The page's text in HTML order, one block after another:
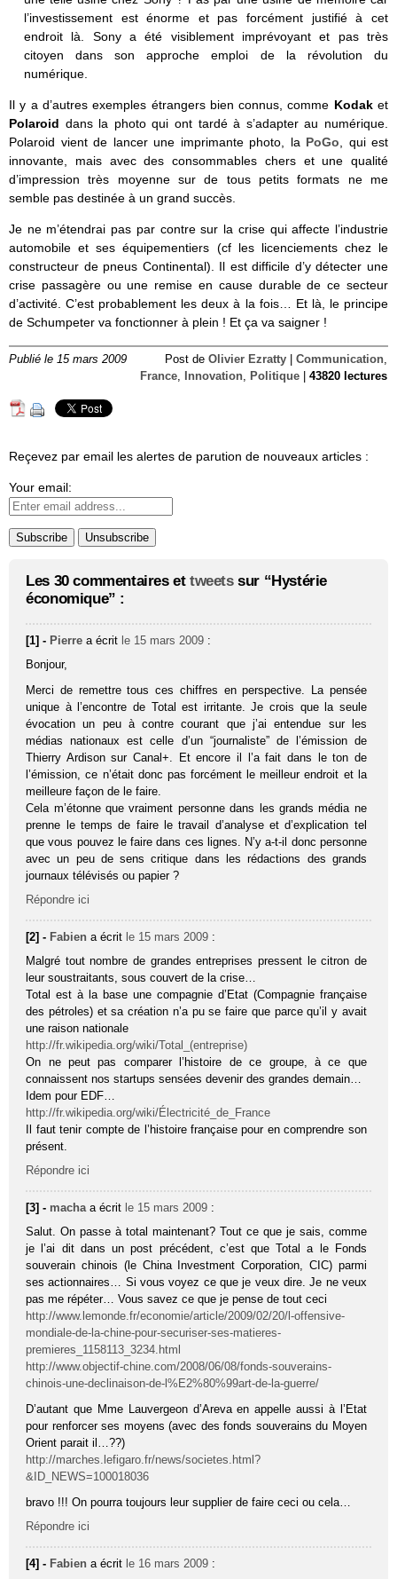
l’investissement est énorme et pas forcément justifié à cet
endroit là. Sony a été visiblement imprévoyant et pas très
citoyen dans son approche emploi de la révolution du
numérique.
Il y a d’autres exemples étrangers bien connus, comme Kodaket
Polaroid dans la photo qui ont tardé à s’adapter au numérique.
Polaroid vient de lancer une imprimante photo, la PoGo , qui est
innovante, mais avec des consommables chers et une qualité
d’impression très moyenne sur de tous petits formats ne me
semble pas destinée à un grand succès.
Je ne m’étendrai pas par contre sur la crise qui affecte l’industrie
automobile et ses équipementiers (cf les licenciements chez le
constructeur de pneus Continental). Il est difficile d’y détecter une
crise passagère ou une remise en cause durable de ce secteur
d’activité. C’est probablement les deux à la fois… Et là, le principe
de Schumpeter va fonctionner à plein ! Et ça va saigner !
Publié le 15 mars 2009 Post de Olivier Ezratty Communication,
France, Innovation, Politique 43820 lectures
Reçevez par email les alertes de parution de nouveaux articles :
Your email:
Les 30 commentaires et tweetssur “Hystérie
économique” :
[1] - Pierre a écrit le 15 mars 2009 :
Bonjour,
Merci de remettre tous ces chiffres en perspective. La pensée
unique à l’encontre de Total est irritante. Je crois que la seule
évocation un peu à contre courant que j’ai entendue sur les
médias nationaux est celle d’un “journaliste” de l’émission de
Thierry Ardison sur Canal+. Et encore il l’a fait dans le ton de
l’émission, ce n’était donc pas forcément le meilleur endroit et la
meilleure façon de le faire.
Cela m’étonne que vraiment personne dans les grands média ne
prenne le temps de faire le travail d’analyse et d’explication tel
que vous pouvez le faire dans ces lignes. N’y a-t-il donc personne
avec un peu de sens critique dans les rédactions des grands
journaux télévisés ou papier ?
Répondre ici
[2] - Fabien a écrit le 15 mars 2009 :
Malgré tout nombre de grandes entreprises pressent le citron de
leur soustraitants, sous couvert de la crise…
Total est à la base une compagnie d’Etat (Compagnie française
des pétroles) et sa création n’a pu se faire que parce qu’il y avait
une raison nationale
http://fr.wikipedia.org/wiki/Total_(entreprise)
On ne peut pas comparer l’histoire de ce groupe, à ce que
connaissent nos startups sensées devenir des grandes demain…
Idem pour EDF…
http://fr.wikipedia.org/wiki/Électricité_de_France
Il faut tenir compte de l’histoire française pour en comprendre son
présent.
Répondre ici
[3] - macha a écrit le 15 mars 2009 :
Salut. On passe à total maintenant? Tout ce que je sais, comme
je l’ai dit dans un post précédent, c’est que Total a le Fonds
souverain chinois (le China Investment Corporation, CIC) parmi
ses actionnaires… Si vous voyez ce que je veux dire. Je ne veux
pas me répéter… Vous savez ce que je pense de tout ceci
http://www.lemonde.fr/economie/article/2009/02/20/l-offensive-
mondiale-de-la-chine-pour-securiser-ses-matieres-
premieres_1158113_3234.html
http://www.objectif-chine.com/2008/06/08/fonds-souverains-
chinois-une-declinaison-de-l%E2%80%99art-de-la-guerre/
D’autant que Mme Lauvergeon d’Areva en appelle aussi à l’Etat
pour renforcer ses moyens (avec des fonds souverains du Moyen
Orient parait il…??)
http://marches.lefigaro.fr/news/societes.html?
&ID_NEWS=100018036
bravo !!! On pourra toujours leur supplier de faire ceci ou cela…
Répondre ici
[4] - Fabien a écrit le 16 mars 2009 :